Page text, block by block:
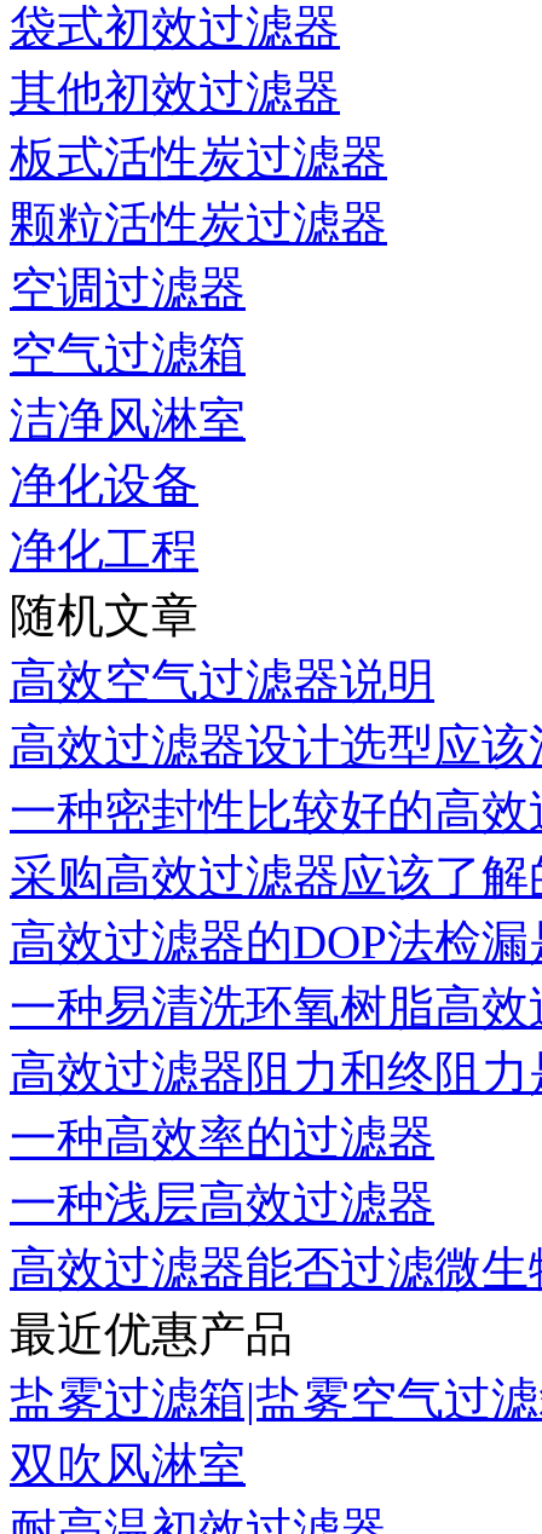
袋式初效过滤器
其他初效过滤器
板式活性炭过滤器
颗粒活性炭过滤器
空调过滤器
空气过滤箱
洁净风淋室
净化设备
净化工程
随机文章
高效空气过滤器说明
高效过滤器设计选型应
一种密封性比较好的高效
采购高效过滤器应该了解
高效过滤器的DOP法检
一种易清洗环氧树脂高
高效过滤器阻力和终阻
一种高效率的过滤器
一种浅层高效过滤器
高效过滤器能否过滤微
最近优惠产品
盐雾过滤箱|盐雾空气过
双吹风淋室